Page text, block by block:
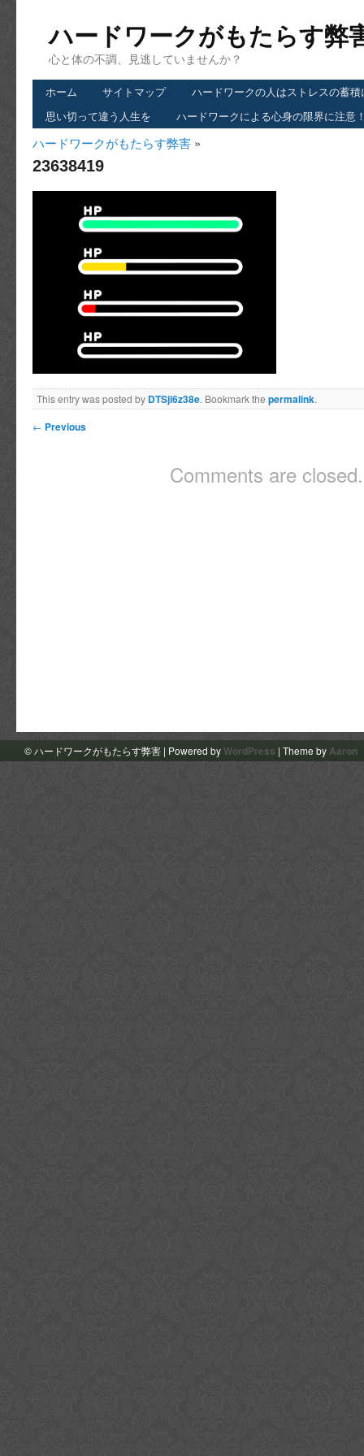
ハードワークがもたらす弊
心と体の不調、見逃していませんか？
ホーム サイトマップ
ハードワークの人はストレスの蓄
思い切って違う人生を
ハードワークによる心身の限界に注意
ハードワークがもたらす弊害 »
23638419
This entry was posted by DTSji6z38e. Bookmark the permalink.
← Previous
Comments are closed.
© ハードワークがもたらす弊害 | Powered byWordPress | Theme by Aaron